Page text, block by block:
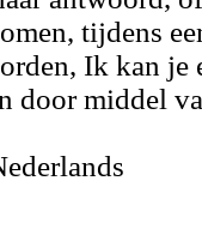
tijdens
Ik kan
door middel